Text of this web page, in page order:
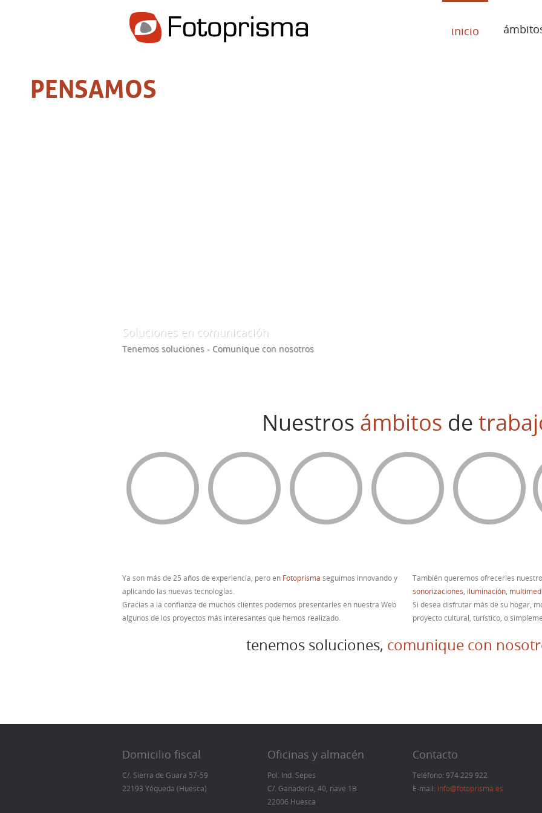
inicio
PENSAMOS
Soluciones en comunicación
Tenemos soluciones - Comunique con nosotros
Nuestros ámbitos de
Ya son más de 25 años de experiencia, pero en Fotoprisma seguimos innovando y
aplicando las nuevas tecnologías.
Gracias a la confianza de muchos clientes podemos presentarles en nuestra Web
algunos de los proyectos más interesantes que hemos realizado.
También queremos ofrecerles
sonorizaciones, iluminación,
Si desea disfrutar más de su hogar,
proyecto cultural, turístico, o
tenemos soluciones, comunique con
Domicilio fiscal
C/. Sierra de Guara 57-59
22193 Yéqueda (Huesca)
Oficinas y almacén
Pol. Ind. Sepes
C/. Ganadería, 40, nave 1B
22006 Huesca
Contacto
Teléfono: 974 229 922
E-mail: info@fotoprisma.es